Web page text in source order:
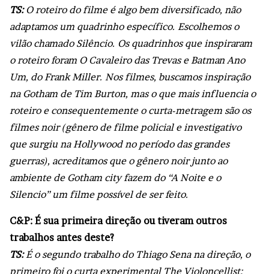
TS:O roteiro do filme é algo bem diversificado, não
adaptamos um quadrinho específico. Escolhemos o
vilão chamado Silêncio. Os quadrinhos que inspiraram
o roteiro foram O Cavaleiro das Trevas e Batman Ano
Um, do Frank Miller. Nos filmes, buscamos inspiração
na Gotham de Tim Burton, mas o que mais influencia o
roteiro e consequentemente o curta-metragem são os
filmes noir (gênero de filme policial e investigativo
que surgiu na Hollywood no período das grandes
guerras), acreditamos que o gênero noir junto ao
ambiente de Gotham city fazem do “A Noite e o
Silencio” um filme possível de ser feito.
C&P: É sua primeira direção ou tiveram outros
trabalhos antes deste?
TS:É o segundo trabalho do Thiago Sena na direção, o
primeiro foi o curta experimental The Violoncellist: